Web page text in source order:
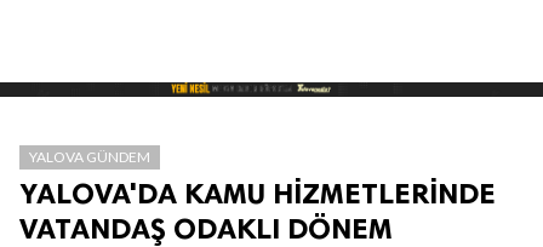
YALOVA GÜNDEM
YALOVA'DA KAMU HİZMETLERİNDE
VATANDAŞ ODAKLI DÖNEM